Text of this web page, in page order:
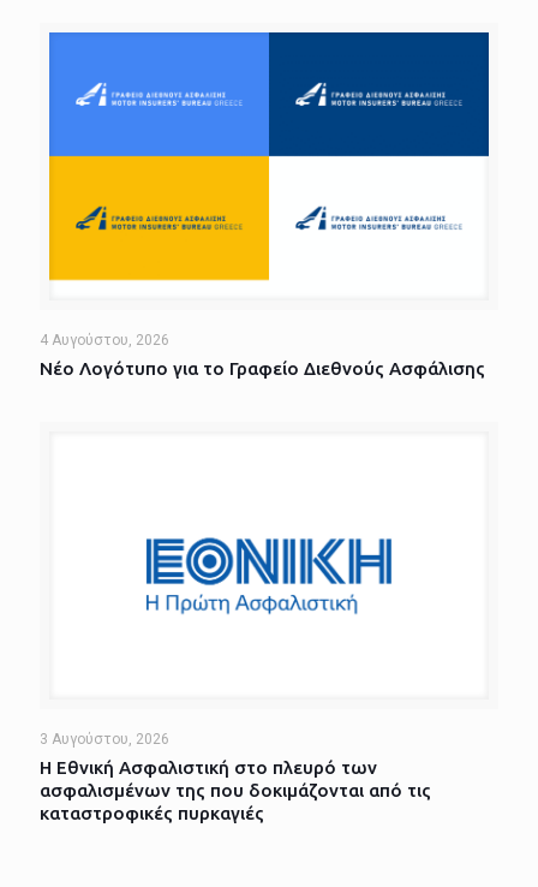
4 Αυγούστου, 2026
Νέο Λογότυπο για το Γραφείο Διεθνούς Ασφάλισης
3 Αυγούστου, 2026
Η Εθνική Ασφαλιστική στο πλευρό των
ασφαλισμένων της που δοκιμάζονται από τις
καταστροφικές πυρκαγιές